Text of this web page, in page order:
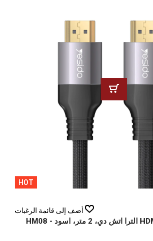
HOT
أضف إلى قائمة الرغبات